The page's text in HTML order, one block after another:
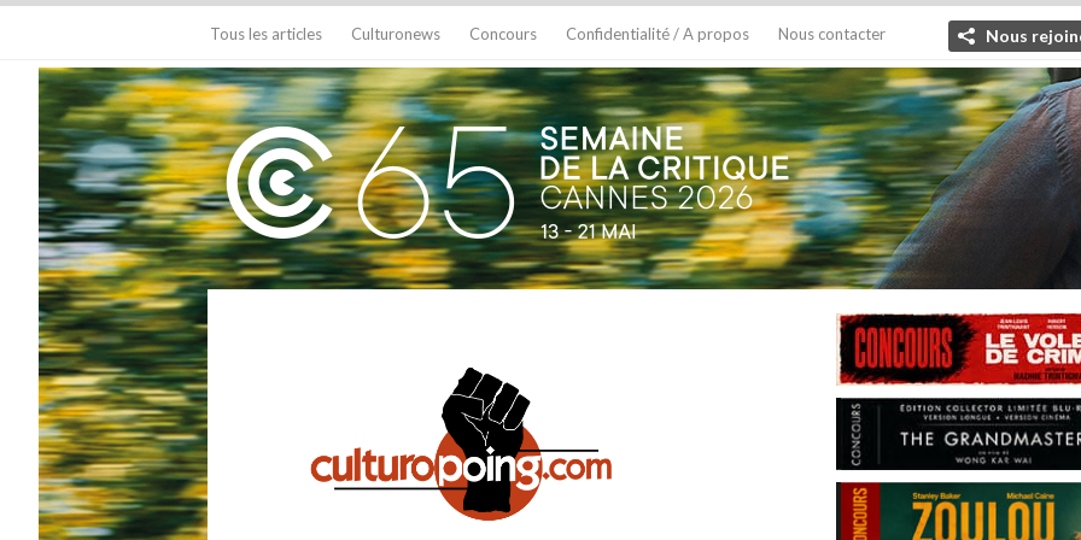
Tous les articles Culturonews Concours Confidentialité / A propos Nous contacter Nous